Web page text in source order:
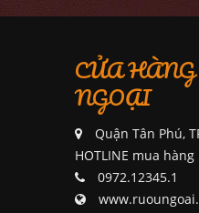
CỬA
NGOẠI
Quận Tân Phú,
HOTLINE mua hàng
0972.12345.1